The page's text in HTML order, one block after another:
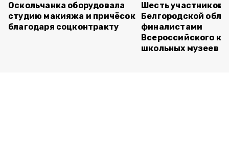
Оскольчанка оборудовала
студию макияжа и причёсок
благодаря соцконтракту
Шесть участников
Белгородской
финалистами
Всероссийского
школьных музеев